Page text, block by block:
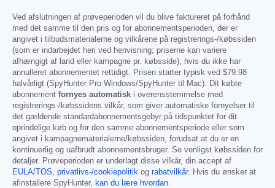
Ved afslutningen af prøveperioden vil du blive faktureret på forhånd
med det samme til den pris og for abonnementsperioden, der er
angivet i tilbudsmaterialerne og vilkårene på registrerings-/købssiden
(som er indarbejdet heri ved henvisning; priserne kan variere
afhængigt af land eller kampagne pr. købsside), hvis du ikke har
annulleret abonnementet rettidigt. Prisen starter typisk ved $79.98
halvårligt (SpyHunter Pro Windows/SpyHunter til Mac). Dit købte
abonnement fornyes automatisk i overensstemmelse med
registrerings-/købssidens vilkår, som giver automatiske fornyelser til
det gældende standardabonnementsgebyr på tidspunktet for dit
oprindelige køb og for den samme abonnementsperiode eller som
angivet i kampagnematerialerne/købssiden, forudsat at du er en
kontinuerlig og uafbrudt abonnementsbruger. Se venligst købssiden for
detaljer. Prøveperioden er underlagt disse vilkår, din accept af
EULA/TOS
privatlivs-/cookiepolitik og rabatvilkår. Hvis du ønsker at
afinstallere SpyHunter,
kan du lære hvordan